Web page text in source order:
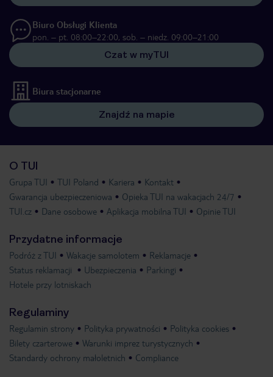
Biuro Obsługi Klienta
pon. – pt. 08:00–22:00, sob. – niedz. 09:00–21:00
Czat w myTUI
Biura stacjonarne
Znajdź na mapie
O TUI
Grupa TUI TUI Poland Kariera
Kontakt
Gwarancja ubezpieczeniowa
Opieka TUI na wakacjach 24/7
TUI.cz
Dane osobowe Aplikacja mobilna TUI Opinie TUI
Przydatne informacje
Podróż z TUI Wakacje samolotem
Reklamacje
Status reklamacji
Ubezpieczenia
Parkingi
Hotele przy lotniskach
Regulaminy
Regulamin strony Polityka prywatności
Polityka cookies
Bilety czarterowe
Warunki imprez turystycznych
Standardy ochrony małoletnich
Compliance